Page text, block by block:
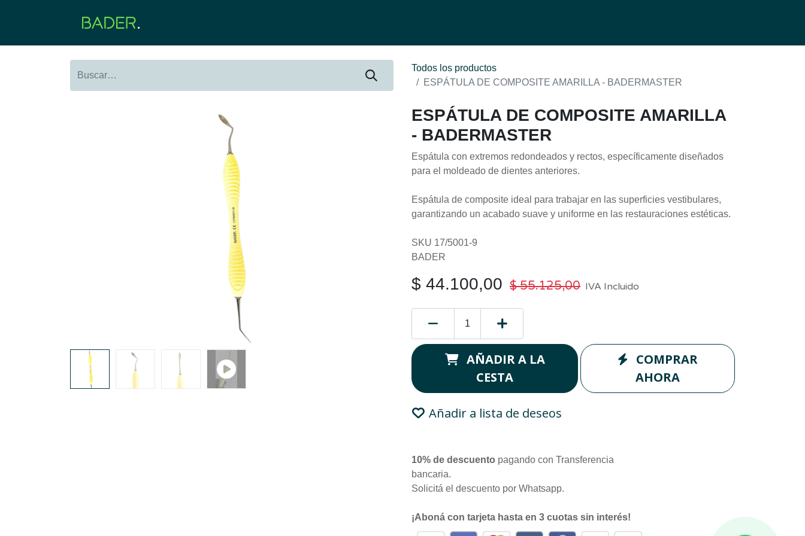
Todos los productos
ESPÁTULA DE COMPOSITE AMARILLA - BADERMASTER
ESPÁTULA DE COMPOSITE AMARILLA
- BADERMASTER
Espátula con extremos redondeados y rectos, específicamente diseñados
para el moldeado de dientes anteriores.
Espátula de composite ideal para trabajar en las superficies vestibulares,
garantizando un acabado suave y uniforme en las restauraciones estéticas.
SKU 17/5001-9
BADER
$ 44.100,00 $55.125,00 IVA Incluido
AÑADIR A LA
CESTA
COMPRAR
AHORA
Añadir a lista de deseos
10% de descuento pagando con Transferencia
bancaria.
Solicitá el descuento por Whatsapp.
¡Aboná con tarjeta hasta en 3 cuotas sin interés!